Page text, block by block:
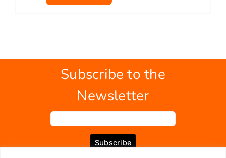
Subscribe to the
Newsletter
Subscribe